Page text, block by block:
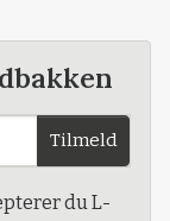
Tilmeld
du L-